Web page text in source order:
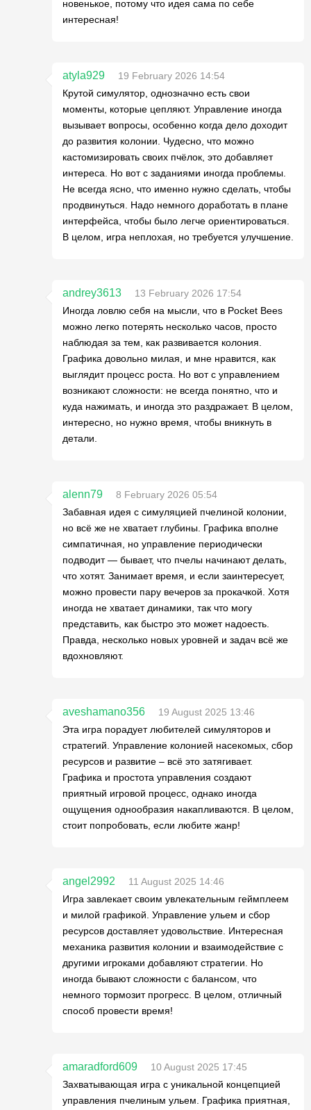
новенькое, потому что идея сама по себе
интересная!
atyla929
19 February 2026 14:54
Крутой симулятор, однозначно есть свои
моменты, которые цепляют. Управление иногда
вызывает вопросы, особенно когда дело доходит
до развития колонии. Чудесно, что можно
кастомизировать своих пчёлок, это добавляет
интереса. Но вот с заданиями иногда проблемы.
Не всегда ясно, что именно нужно сделать, чтобы
продвинуться. Надо немного доработать в плане
интерфейса, чтобы было легче ориентироваться.
В целом, игра неплохая, но требуется улучшение.
andrey3613
13 February 2026 17:54
Иногда ловлю себя на мысли, что в Pocket Bees
можно легко потерять несколько часов, просто
наблюдая за тем, как развивается колония.
Графика довольно милая, и мне нравится, как
выглядит процесс роста. Но вот с управлением
возникают сложности: не всегда понятно, что и
куда нажимать, и иногда это раздражает. В целом,
интересно, но нужно время, чтобы вникнуть в
детали.
alenn79
8 February 2026 05:54
Забавная идея с симуляцией пчелиной колонии,
но всё же не хватает глубины. Графика вполне
симпатичная, но управление периодически
подводит — бывает, что пчелы начинают делать,
что хотят. Занимает время, и если заинтересует,
можно провести пару вечеров за прокачкой. Хотя
иногда не хватает динамики, так что могу
представить, как быстро это может надоесть.
Правда, несколько новых уровней и задач всё же
вдохновляют.
aveshamano356
19 August 2025 13:46
Эта игра порадует любителей симуляторов и
стратегий. Управление колонией насекомых, сбор
ресурсов и развитие – всё это затягивает.
Графика и простота управления создают
приятный игровой процесс, однако иногда
ощущения однообразия накапливаются. В целом,
стоит попробовать, если любите жанр!
angel2992
11 August 2025 14:46
Игра завлекает своим увлекательным геймплеем
и милой графикой. Управление ульем и сбор
ресурсов доставляет удовольствие. Интересная
механика развития колонии и взаимодействие с
другими игроками добавляют стратегии. Но
иногда бывают сложности с балансом, что
немного тормозит прогресс. В целом, отличный
способ провести время!
amaradford609
10 August 2025 17:45
Захватывающая игра с уникальной концепцией
управления пчелиным ульем. Графика приятная,